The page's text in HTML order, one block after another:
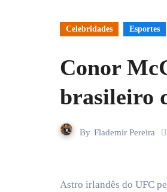
Celebridades Esportes
Conor
brasileiro
By Flademir Pereira
Astro irlandês do UFC